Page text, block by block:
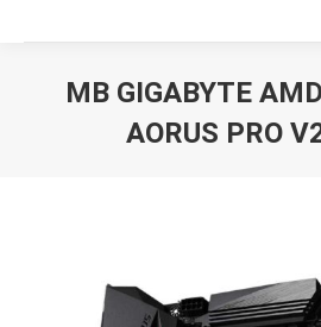
MB GIGABYTE
AORUS PRO